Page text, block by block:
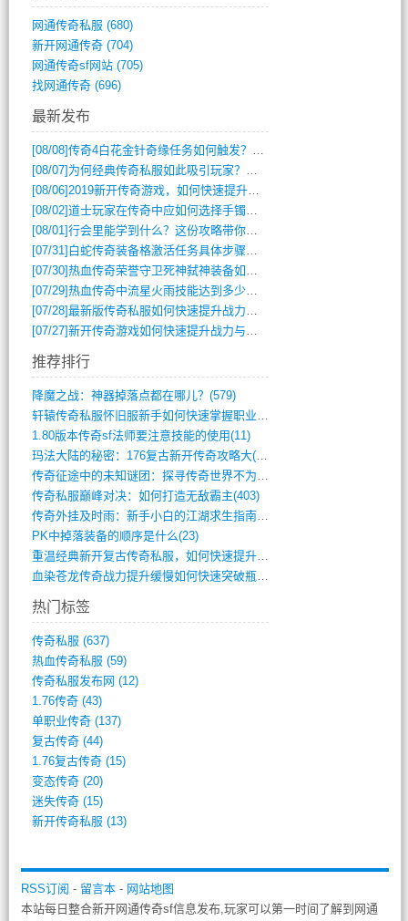
网通传奇私服 (680)
新开网通传奇(704)
网通传奇sf网站(705)
找网通传奇(696)
最新发布
[08/08]传奇4白花金针奇缘任务如何触发？完整攻略解析
[08/07] 为何经典传奇私服如此吸引玩家？深度攻略解析
[08/06]2019新开传奇游戏，如何快速提升角色等级？
[08/02]道士玩家在传奇中应如何选择手镯装备？
[08/01]行会里能学到什么？这份攻略带你全掌握
[07/31] 白蛇传奇装备格激活任务具体步骤是什么？如何完成？
[07/30]热血传奇荣誉守卫死神弑神装备如何获取与佩戴攻略？
[07/29]热血传奇中流星火雨技能达到多少级可以开始练装备？
[07/28]最新版传奇私服如何快速提升战力与获取稀有装备？
[07/27]新开传奇游戏如何快速提升战力与获取稀有装备？
推荐排行
降魔之战：神器掉落点都在哪儿？(579)
轩辕传奇私服怀旧服新手如何快速掌握职业选(993)
1.80版本传奇sf法师要注意技能的使用(11)
玛法大陆的秘密：176复古新开传奇攻略大(486)
传奇征途中的未知谜团：探寻传奇世界不为人(595)
传奇私服巅峰对决：如何打造无敌霸主(403)
传奇外挂及时雨：新手小白的江湖求生指南(802)
PK中掉落装备的顺序是什么(23)
重温经典新开复古传奇私服，如何快速提升等(392)
血染苍龙传奇战力提升缓慢如何快速突破瓶颈(654)
热门标签
传奇私服 (637)
热血传奇私服 (59)
传奇私服发布网 (12)
1.76传奇(43)
单职业传奇(137)
复古传奇(44)
1.76复古传奇(15)
变态传奇(20)
迷失传奇(15)
新开传奇私服 (13)
RSS订阅 - 留言本- 网站地图
本站每日整合新开网通传奇sf信息发布,玩家可以第一时间了解到网通